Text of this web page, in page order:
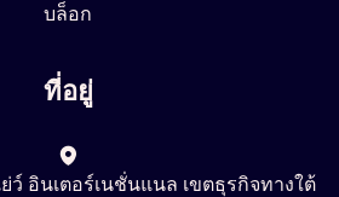
บล็อก
ที่อยู่
ว์ อินเตอร์เนชั่นแนล เขตธุรกิจทางใต้